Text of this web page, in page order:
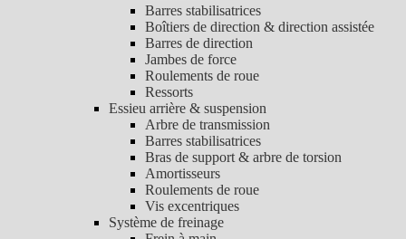
Barres stabilisatrices
Boîtiers de direction & direction assistée
Barres de direction
Jambes de force
Roulements de roue
Ressorts
Essieu arrière & suspension
Arbre de transmission
Barres stabilisatrices
Bras de support & arbre de torsion
Amortisseurs
Roulements de roue
Vis excentriques
Système de freinage